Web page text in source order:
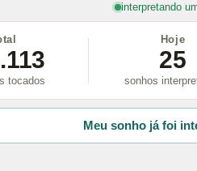
interpretando
tocados
Hoje
25
sonhos
Meu sonho já foi